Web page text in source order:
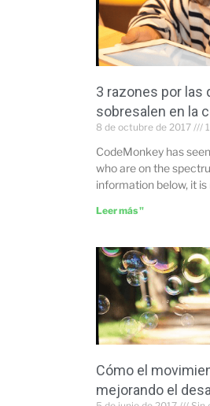
3 razones por las
sobresalen en la
8 de octubre de 2017
CodeMonkey has
who are on the
information below, it
Leer más "
Cómo el
mejorando el